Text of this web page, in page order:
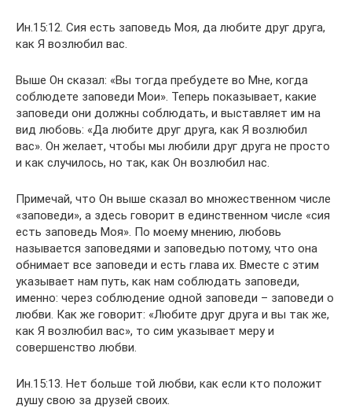
Ин.15:12. Сия есть заповедь Моя, да любите друг друга,
как Я возлюбил вас.
Выше Он сказал: «Вы тогда пребудете во Мне, когда
соблюдете заповеди Мои». Теперь показывает, какие
заповеди они должны соблюдать, и выставляет им на
вид любовь: «Да любите друг друга, как Я возлюбил
вас». Он желает, чтобы мы любили друг друга не просто
и как случилось, но так, как Он возлюбил нас.
Примечай, что Он выше сказал во множественном числе
«заповеди», а здесь говорит в единственном числе «сия
есть заповедь Моя». По моему мнению, любовь
называется заповедями и заповедью потому, что она
обнимает все заповеди и есть глава их. Вместе с этим
указывает нам путь, как нам соблюдать заповеди,
именно: через соблюдение одной заповеди – заповеди о
любви. Как же говорит: «Любите друг друга и вы так же,
как Я возлюбил вас», то сим указывает меру и
совершенство любви.
Ин.15:13. Нет больше той любви, как если кто положит
душу свою за друзей своих.